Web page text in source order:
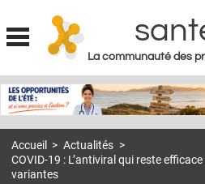
Jump to
La communauté des
MON COMPTE
S'ABONNER À LA REVUE SOIN À
Accueil > Actualités >
COVID-19 : L’antiviral qui reste
variantes